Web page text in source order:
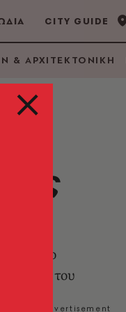
CITY GUIDE
& ΑΡΧΙΤΕΚΤΟΝΙΚΗ
το
του